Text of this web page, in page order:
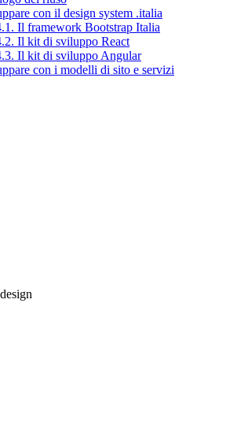
con il design system .italia
Il framework Bootstrap Italia
Il kit di sviluppo React
Il kit di sviluppo Angular
con i modelli di sito e servizi